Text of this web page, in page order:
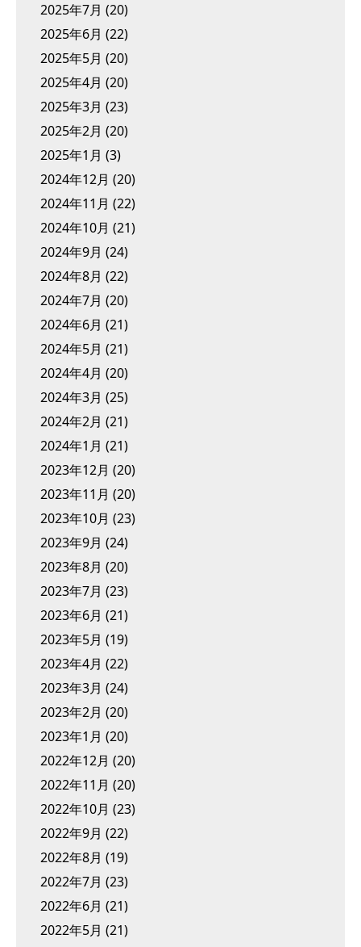
2025年7月 (20)
2025年6月 (22)
2025年5月 (20)
2025年4月 (20)
2025年3月 (23)
2025年2月 (20)
2025年1月 (3)
2024年12月 (20)
2024年11月 (22)
2024年10月 (21)
2024年9月 (24)
2024年8月 (22)
2024年7月 (20)
2024年6月 (21)
2024年5月 (21)
2024年4月 (20)
2024年3月 (25)
2024年2月 (21)
2024年1月 (21)
2023年12月 (20)
2023年11月 (20)
2023年10月 (23)
2023年9月 (24)
2023年8月 (20)
2023年7月 (23)
2023年6月 (21)
2023年5月 (19)
2023年4月 (22)
2023年3月 (24)
2023年2月 (20)
2023年1月 (20)
2022年12月 (20)
2022年11月 (20)
2022年10月 (23)
2022年9月 (22)
2022年8月 (19)
2022年7月 (23)
2022年6月 (21)
2022年5月 (21)